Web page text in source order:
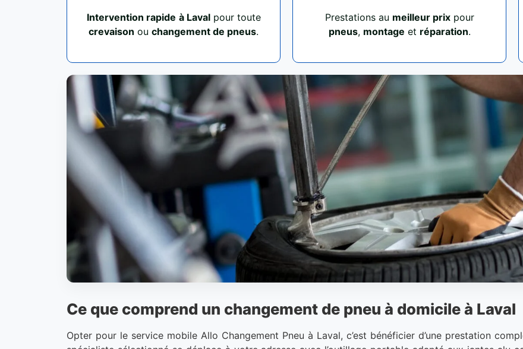
Intervention rapide à Lavalpour toute
crevaison ou changement de pneus.
Prestations au meilleur prixpour
pneus, montage et réparation.
Ce que comprend un changement de pneu à domicile à Laval
Opter pour le service mobile Allo Changement Pneu à Laval, c’est bénéficier d’une prestation